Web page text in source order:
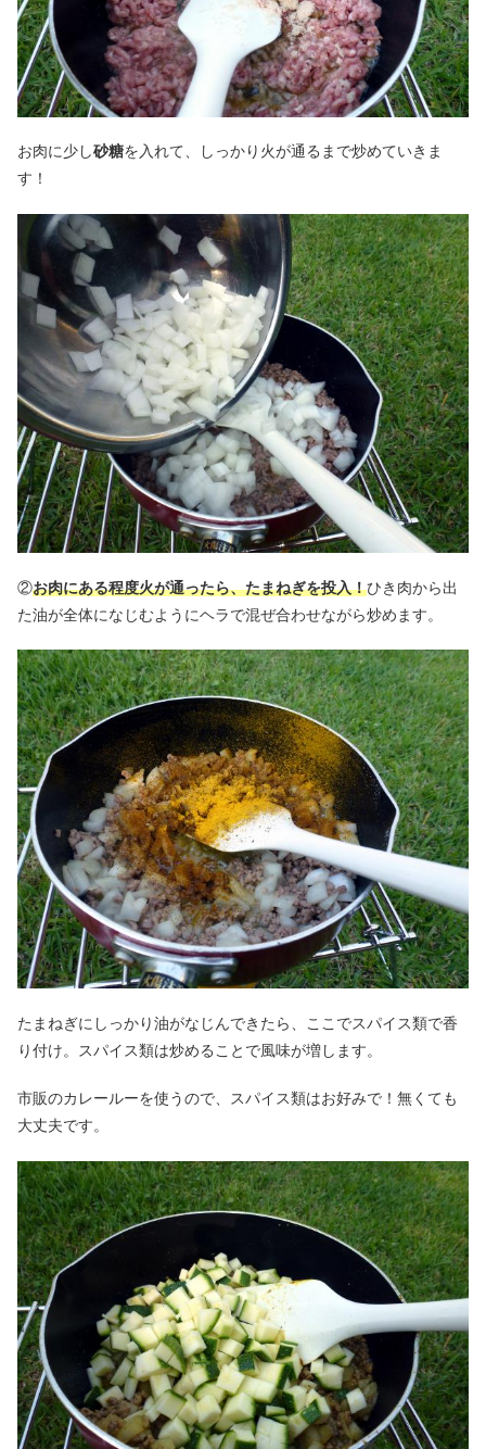
お肉に少し砂糖を入れて、しっかり火が通るまで炒めていきま
す！
②お肉にある程度火が通ったら、たまねぎを投入！ひき肉から出
た油が全体になじむようにヘラで混ぜ合わせながら炒めます。
たまねぎにしっかり油がなじんできたら、ここでスパイス類で香
り付け。スパイス類は炒めることで風味が増します。
市販のカレールーを使うので、スパイス類はお好みで！無くても
大丈夫です。